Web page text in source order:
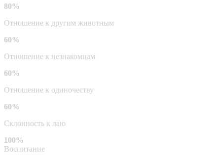
80%
Отношение к другим животным
60%
Отношение к незнакомцам
60%
Отношение к одиночеству
60%
Склонность к лаю
100%
Воспитание